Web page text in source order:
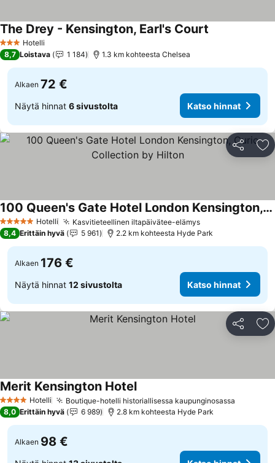
3 Tähtiluokitus
Hotelli
The Drey - Kensington, Earl's Court
8,7 Loistava 1 184 1.3 km kohteesta Chelsea
Alkaen 72 €
Näytä hinnat 6 sivustolta Katso hinnat
Jaa
5 Tähtiluokitus
Hotelli Kasvitieteellinen iltapäivätee-elämys
100 Queen's Gate Hotel London Kensington, Curio Collection by Hilton
8,4 Erittäin hyvä 5 961 2.2 km kohteesta Hyde Park
Alkaen 176 €
Näytä hinnat 12 sivustolta Katso hinnat
Jaa
4 Tähtiluokitus
Hotelli Boutique-hotelli historiallisessa kaupunginosassa
Merit Kensington Hotel
8,0 Erittäin hyvä 6 989 2.8 km kohteesta Hyde Park
Alkaen 98 €